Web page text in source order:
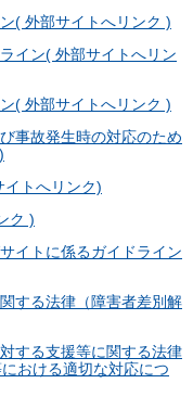
( 外部サイトへリンク )
イン( 外部サイトへリン
( 外部サイトへリンク )
事故発生時の対応のため
イトへリンク)
ク )
イトに係るガイドライン
する法律（障害者差別解
する支援等に関する法律
おける適切な対応につ